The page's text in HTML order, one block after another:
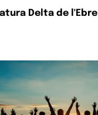
Delta de l'Ebre